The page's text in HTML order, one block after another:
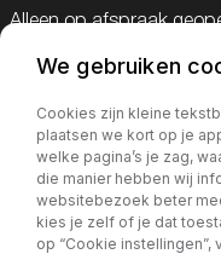
Alleen op afspraak
Telefonisch bereikbaar
en op zaterdag van
©2026· MorgenInternet
We gebruiken
Cookies zijn kleine
plaatsen we kort op je
welke pagina’s je zag,
die manier hebben wij
websitebezoek beter
kies je zelf of je dat
op “Cookie